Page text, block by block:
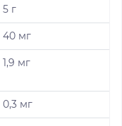
5 г
40 мг
1,9 мг
0,3 мг